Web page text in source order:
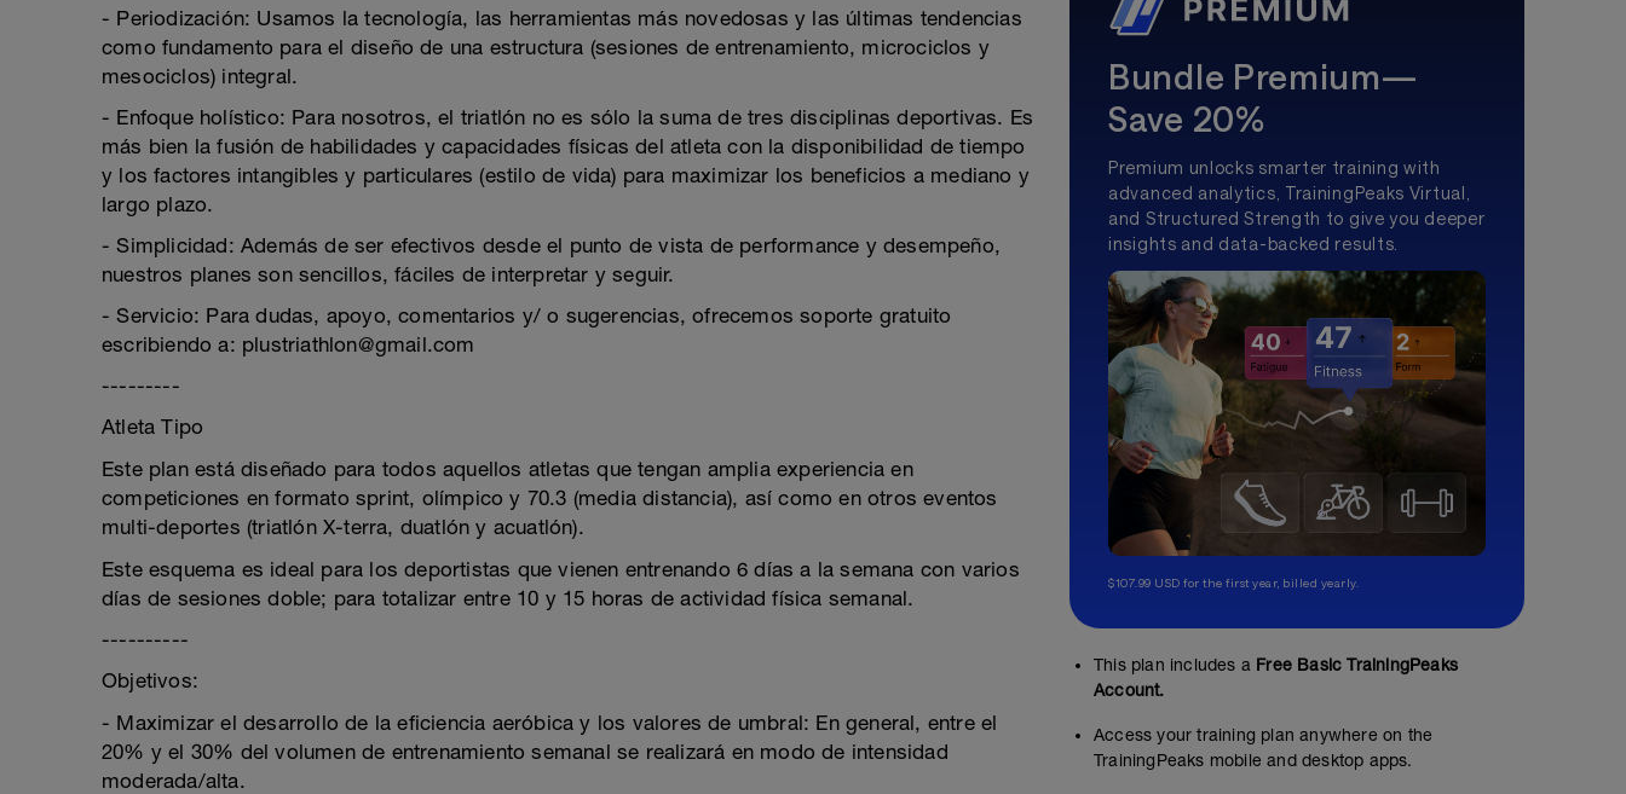
- Periodización: Usamos la tecnología, las herramientas más novedosas y las últimas tendencias
como fundamento para el diseño de una estructura (sesiones de entrenamiento, microciclos y
mesociclos) integral.
- Enfoque holístico: Para nosotros, el triatlón no es sólo la suma de tres disciplinas deportivas. Es
más bien la fusión de habilidades y capacidades físicas del atleta con la disponibilidad de tiempo
y los factores intangibles y particulares (estilo de vida) para maximizar los beneficios a mediano y
largo plazo.
- Simplicidad: Además de ser efectivos desde el punto de vista de performance y desempeño,
nuestros planes son sencillos, fáciles de interpretar y seguir.
- Servicio: Para dudas, apoyo, comentarios y/ o sugerencias, ofrecemos soporte gratuito
escribiendo a: plustriathlon@gmail.com
---------
Atleta Tipo
Este plan está diseñado para todos aquellos atletas que tengan amplia experiencia en
competiciones en formato sprint, olímpico y 70.3 (media distancia), así como en otros eventos
multi-deportes (triatlón X-terra, duatlón y acuatlón).
Este esquema es ideal para los deportistas que vienen entrenando 6 días a la semana con varios
días de sesiones doble; para totalizar entre 10 y 15 horas de actividad física semanal.
----------
Objetivos:
- Maximizar el desarrollo de la eficiencia aeróbica y los valores de umbral: En general, entre el
20% y el 30% del volumen de entrenamiento semanal se realizará en modo de intensidad
moderada/alta.
Bundle Premium—
Save 20%
Premium unlocks smarter training with
advanced analytics, TrainingPeaks Virtual,
and Structured Strength to give you deeper
insights and data-backed results.
$107.99 USD for the first year, billed yearly.
This plan includes a Free Basic TrainingPeaks
Account.
Access your training plan anywhere on the
TrainingPeaks mobile and desktop apps.